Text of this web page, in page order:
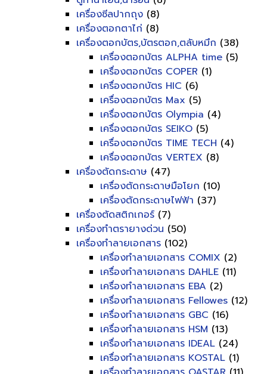
เครื่องซีลปากถุง (8)
เครื่องตอกตาไก่ (8)
เครื่องตอกบัตร,บัตรตอก,ตลับหมึก (38)
เครื่องตอกบัตร ALPHA time (5)
เครื่องตอกบัตร COPER (1)
เครื่องตอกบัตร HIC (6)
เครื่องตอกบัตร Max (5)
เครื่องตอกบัตร Olympia (4)
เครื่องตอกบัตร SEIKO (5)
เครื่องตอกบัตร TIME TECH (4)
เครื่องตอกบัตร VERTEX (8)
เครื่องตัดกระดาษ (47)
เครื่องตัดกระดาษมือโยก (10)
เครื่องตัดกระดาษไฟฟ้า (37)
เครื่องตัดสติกเกอร์ (7)
เครื่องทำตรายางด่วน (50)
เครื่องทำลายเอกสาร (102)
เครื่องทำลายเอกสาร COMIX (2)
เครื่องทำลายเอกสาร DAHLE (11)
เครื่องทำลายเอกสาร EBA (2)
เครื่องทำลายเอกสาร Fellowes (12)
เครื่องทำลายเอกสาร GBC (16)
เครื่องทำลายเอกสาร HSM (13)
เครื่องทำลายเอกสาร IDEAL (24)
เครื่องทำลายเอกสาร KOSTAL (1)